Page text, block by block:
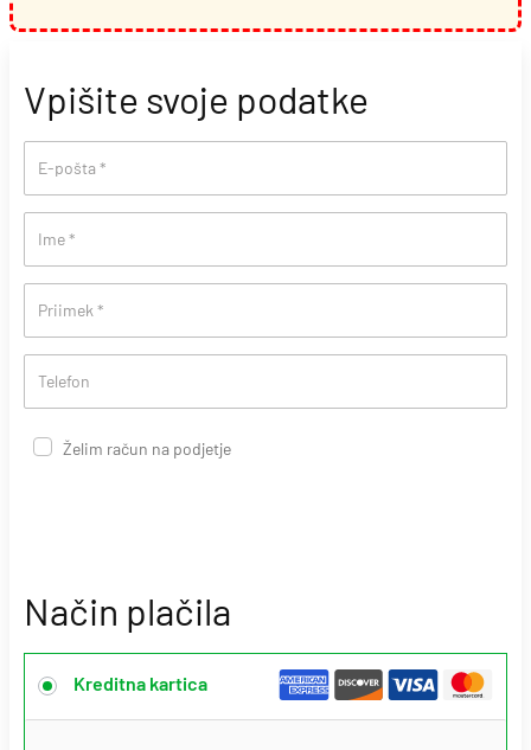
Vpišite svoje podatke
E-pošta *
Ime*
Priimek *
Telefon
Želim račun na podjetje
Način plačila
Kreditna kartica